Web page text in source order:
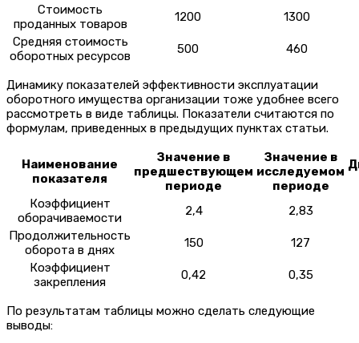
Стоимость
проданных товаров
1200
1300
Средняя стоимость
оборотных ресурсов
500 460
Динамику показателей эффективности эксплуатации
оборотного имущества организации тоже удобнее всего
рассмотреть в виде таблицы. Показатели считаются по
формулам, приведенных в предыдущих пунктах статьи.
Наименование
показателя
Значение в
предшествующем
периоде
Значение в
исследуемом
периоде
Коэффициент
оборачиваемости
2,4
2,83
Продолжительность
оборота в днях
150
127
Коэффициент
закрепления
0,42 0,35
По результатам таблицы можно сделать следующие
выводы: